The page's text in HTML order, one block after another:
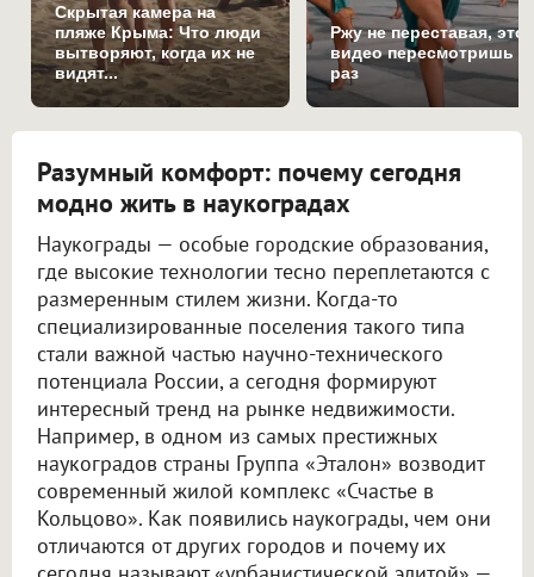
Скрытая камера на
пляже Крыма: Что люди
вытворяют, когда их не
видят...
Ржу не переставая, это
видео пересмотришь
раз
Разумный комфорт: почему сегодня
модно жить в наукоградах
Наукограды — особые городские образования,
где высокие технологии тесно переплетаются с
размеренным стилем жизни. Когда-то
специализированные поселения такого типа
стали важной частью научно-технического
потенциала России, а сегодня формируют
интересный тренд на рынке недвижимости.
Например, в одном из самых престижных
наукоградов страны Группа «Эталон» возводит
современный жилой комплекс «Счастье в
Кольцово». Как появились наукограды, чем они
отличаются от других городов и почему их